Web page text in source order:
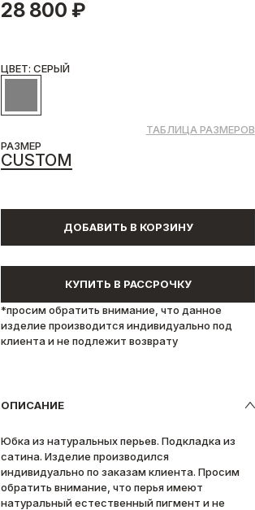
28 800 ₽
ДОБАВИТЬ В КОРЗИНУ
КУПИТЬ В РАССРОЧКУ
*просим обратить внимание, что данное
изделие производится индивидуально под
клиента и не подлежит возврату
РАЗМЕР
CUSTOM
ЦВЕТ: СЕРЫЙ
ТАБЛИЦА РАЗМЕРОВ
ОПИСАНИЕ
Юбка из натуральных перьев. Подкладка из
сатина. Изделие производился
индивидуально по заказам клиента. Просим
обратить внимание, что перья имеют
натуральный естественный пигмент и не